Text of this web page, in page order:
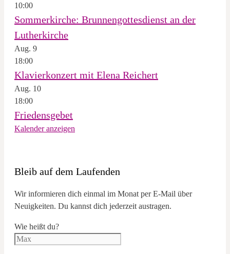
10:00
Sommerkirche: Brunnengottesdienst an der
Lutherkirche
Aug. 9
18:00
Klavierkonzert mit Elena Reichert
Aug. 10
18:00
Friedensgebet
Kalender anzeigen
Bleib auf dem Laufenden
Wir informieren dich einmal im Monat per E-Mail über
Neuigkeiten. Du kannst dich jederzeit austragen.
Wie heißt du?